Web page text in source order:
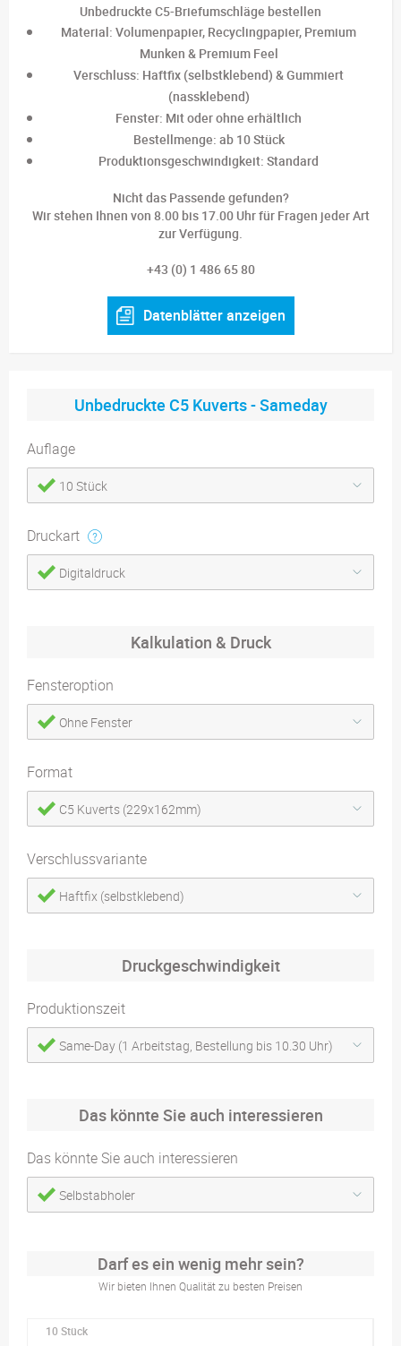
Unbedruckte C5-Briefumschläge bestellen
Material: Volumenpapier, Recyclingpapier, Premium
Munken & Premium Feel
Verschluss: Haftfix (selbstklebend) & Gummiert
(nassklebend)
Fenster: Mit oder ohne erhältlich
Bestellmenge: ab 10 Stück
Produktionsgeschwindigkeit: Standard
Nicht das Passende gefunden?
Wir stehen Ihnen von 8.00 bis 17.00 Uhr für Fragen jeder Art
zur Verfügung.
+43 (0) 1 486 65 80
Datenblätter anzeigen
Unbedruckte C5 Kuverts - Sameday
Auflage
10 Stück
Druckart
Digitaldruck
Kalkulation & Druck
Fensteroption
Ohne Fenster
Format
C5 Kuverts (229x162mm)
Verschlussvariante
Haftfix (selbstklebend)
Druckgeschwindigkeit
Produktionszeit
Same-Day (1 Arbeitstag, Bestellung bis 10.30 Uhr)
Das könnte Sie auch interessieren
Das könnte Sie auch interessieren
Selbstabholer
Darf es ein wenig mehr sein?
Wir bieten Ihnen Qualität zu besten Preisen
10 Stück